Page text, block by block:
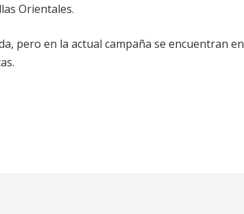
Orientales.
pero en la actual campaña se encuentran en